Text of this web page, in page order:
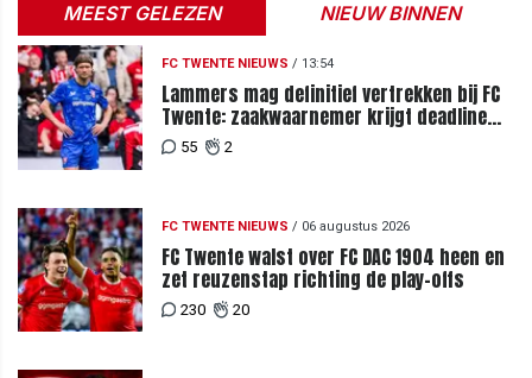
MEEST GELEZEN NIEUW BINNEN
FC TWENTE NIEUWS / 13:54
Lammers mag definitief vertrekken bij FC
Twente: zaakwaarnemer krijgt deadline
vanwege komst vervanger
55 2
FC TWENTE NIEUWS / 06 augustus 2026
FC Twente walst over FC DAC 1904 heen en
zet reuzenstap richting de play-offs
230 20